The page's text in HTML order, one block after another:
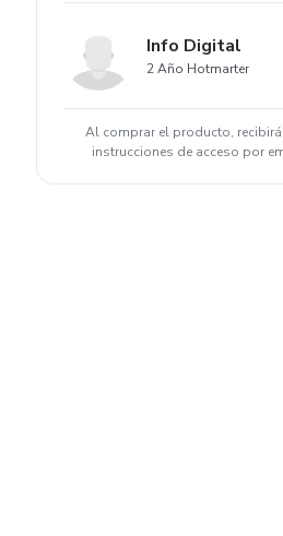
Info Digital
2 Año Hotmarter
Al comprar el producto,
instrucciones de acceso por